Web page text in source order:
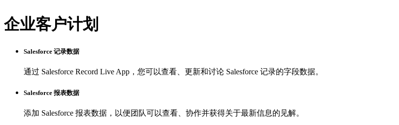
企业客户计划
Salesforce 记录数据
通过 Salesforce Record Live App，您可以查看、更新和讨论 Salesforce 记录的字段数据。
Salesforce 报表数据
添加 Salesforce 报表数据，以便团队可以查看、协作并获得关于最新信息的见解。